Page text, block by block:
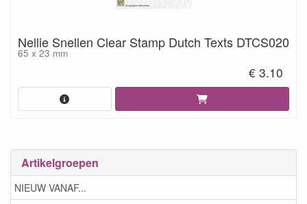
Artikelgroepen
NIEUW VANAF...
Nellie Snellen Clear Stamp Dutch Texts DTCS020
65 x 23 mm
€ 3.10